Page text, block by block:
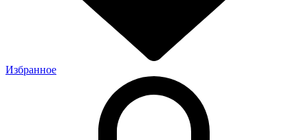
Избранное